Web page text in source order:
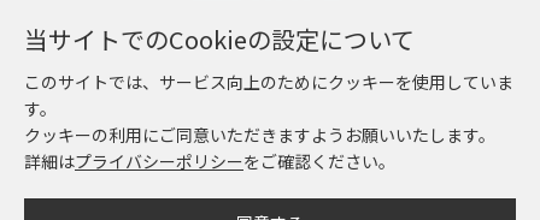
当サイトでのCookieの設定について
このサイトでは、サービス向上のためにクッキーを使用していま
す。
クッキーの利用にご同意いただきますようお願いいたします。
詳細はプライバシーポリシーをご確認ください。
日都産業株式会社